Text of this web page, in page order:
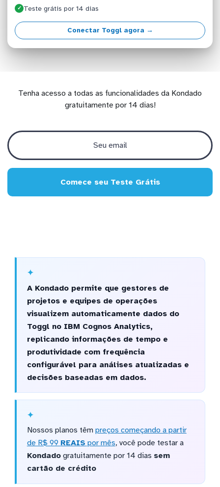
✓ Teste grátis por 14 dias
Conectar Toggl agora →
Tenha acesso a todas as funcionalidades da Kondado
gratuitamente por 14 dias!
Comece seu Teste Grátis
A Kondado permite que gestores de
projetos e equipes de operações
visualizem automaticamente dados do
Toggl no IBM Cognos Analytics,
replicando informações de tempo e
produtividade com frequência
configurável para análises atualizadas e
decisões baseadas em dados.
Nossos planos têm preços começando a partir
de R$ 99 REAIS por mês, você pode testar a
Kondadogratuitamente por 14 dias sem
cartão de crédito